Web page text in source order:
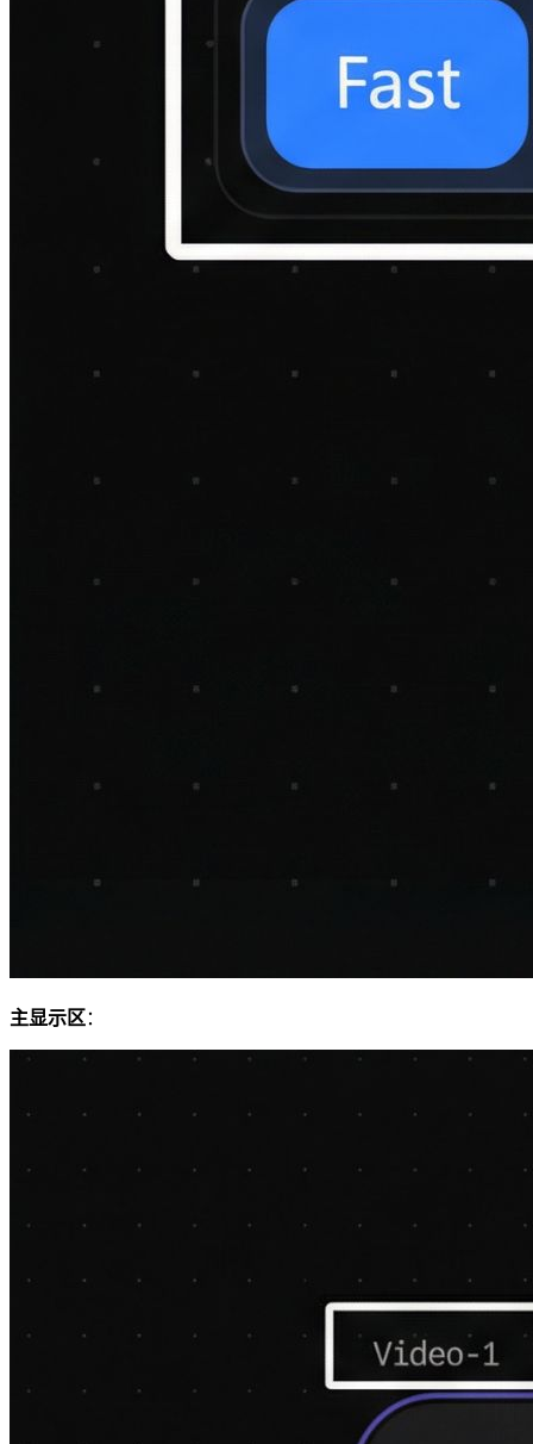
主显示区 ：